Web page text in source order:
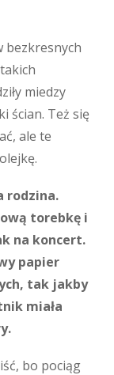
bezkresnych
miedzy
ścian. Też się
ale te
rodzina.
torebkę i
na koncert.
papier
tak jakby
miała
bo pociąg